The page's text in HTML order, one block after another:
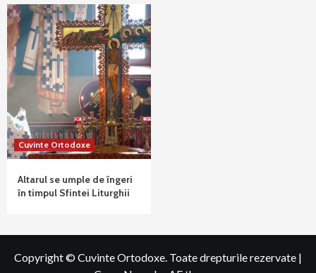
Cuvinte Ortodoxe
Altarul se umple de îngeri
în timpul Sfintei Liturghii
Copyright © Cuvinte Ortodoxe. Toate drepturile rezervate |